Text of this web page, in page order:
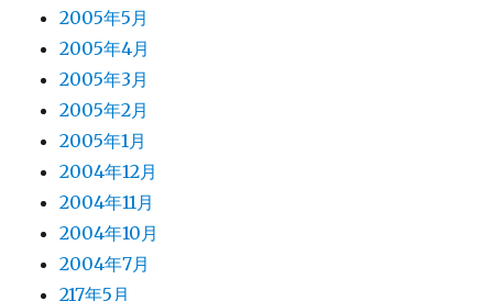
2005年5月
2005年4月
2005年3月
2005年2月
2005年1月
2004年12月
2004年11月
2004年10月
2004年7月
217年5月